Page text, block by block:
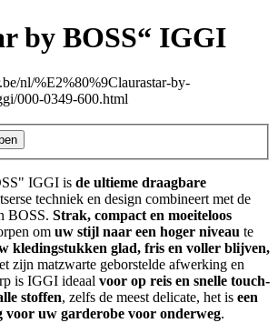
by BOSS“ IGGI
nl/%E2%80%9Claurastar-by-
000-0349-600.html
IGGI is de ultieme draagbare
techniek en design combineert met de
BOSS. Strak, compact en moeiteloos
om uw stijl naar een hoger niveau te
kledingstukken glad, fris en voller blijven,
zijn matzwarte geborstelde afwerking en
is IGGI ideaal voor op reis en snelle touch-
stoffen, zelfs de meest delicate, het is een
voor uw garderobe voor onderweg.